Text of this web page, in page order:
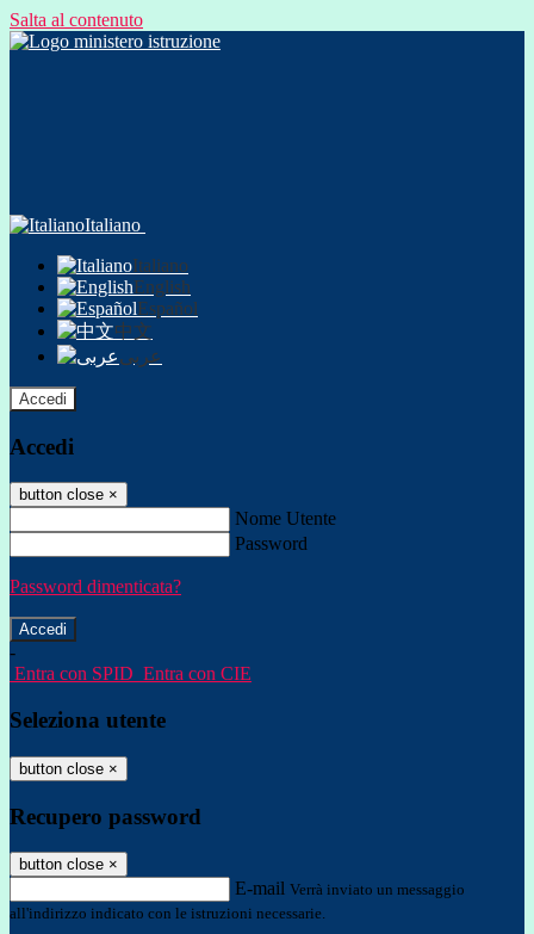
Salta al contenuto
Italiano
Italiano
English
Español
中文
عربى
Accedi
Accedi
button close ×
Nome Utente
Password
Password dimenticata?
-
Entra con SPID Entra con CIE
Seleziona utente
button close ×
Recupero password
button close ×
E-mail Verrà inviato un messaggio
all'indirizzo indicato con le istruzioni necessarie.